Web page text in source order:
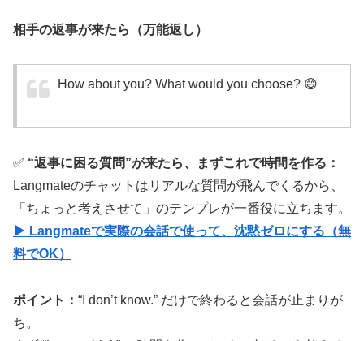
相手の返事が来たら（万能返し）
How about you? What would you choose? 😄
✅ “返事に困る質問”が来たら、まずこれで時間を作る：
Langmateのチャットはリアルな質問が飛んでくるから、
「ちょっと考えさせて」のテンプレが一番役に立ちます。
▶ Langmateで実際の会話で使って、沈黙ゼロにする（無
料でOK）
ポイント： “I don’t know.” だけで終わると会話が止まりが
ち。